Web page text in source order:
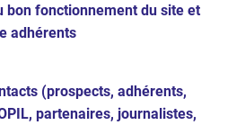
bon fonctionnement du site et
adhérents
(prospects, adhérents,
partenaires, journalistes,